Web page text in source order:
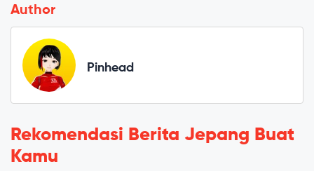
Author
Pinhead
Rekomendasi Berita Jepang Buat
Kamu